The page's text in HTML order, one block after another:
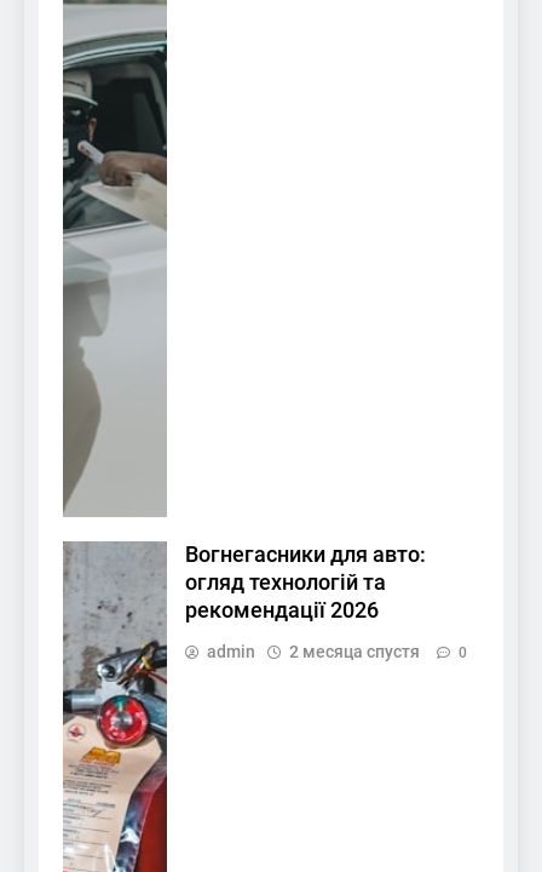
Вогнегасники для авто:
огляд технологій та
рекомендації 2026
admin 2 месяца спустя 0